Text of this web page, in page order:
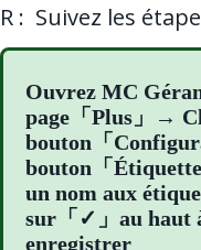
R : Suivez les
Ouvrez MC
page「Plus」→
bouton「
bouton「
un nom aux
sur「✓」au haut
enregistrer